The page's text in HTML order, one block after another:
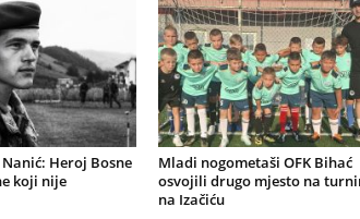
Heroj Bosne
koji nije
Mladi nogometaši OFK Bihać
osvojili drugo mjesto na
na Izačiću